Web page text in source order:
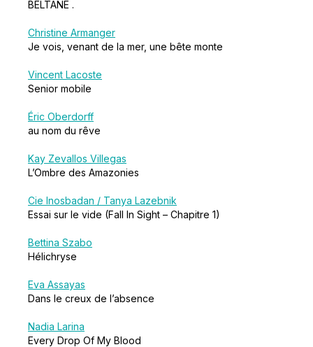
BELTANE .
Christine Armanger
Je vois, venant de la mer, une bête monte
Vincent Lacoste
Senior mobile
Éric Oberdorff
au nom du rêve
Kay Zevallos Villegas
L’Ombre des Amazonies
Cie Inosbadan / Tanya Lazebnik
Essai sur le vide (Fall In Sight – Chapitre 1)
Bettina Szabo
Hélichryse
Eva Assayas
Dans le creux de l’absence
Nadia Larina
Every Drop Of My Blood